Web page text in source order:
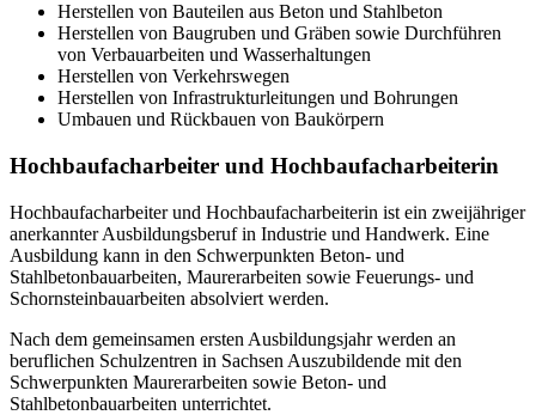
Herstellen von Bauteilen aus Beton und Stahlbeton
Herstellen von Baugruben und Gräben sowie Durchführen
von Verbauarbeiten und Wasserhaltungen
Herstellen von Verkehrswegen
Herstellen von Infrastrukturleitungen und Bohrungen
Umbauen und Rückbauen von Baukörpern
Hochbaufacharbeiter und Hochbaufacharbeiterin
Hochbaufacharbeiter und Hochbaufacharbeiterin ist ein zweijähriger
anerkannter Ausbildungsberuf in Industrie und Handwerk. Eine
Ausbildung kann in den Schwerpunkten Beton- und
Stahlbetonbauarbeiten, Maurerarbeiten sowie Feuerungs- und
Schornsteinbauarbeiten absolviert werden.
Nach dem gemeinsamen ersten Ausbildungsjahr werden an
beruflichen Schulzentren in Sachsen Auszubildende mit den
Schwerpunkten Maurerarbeiten sowie Beton- und
Stahlbetonbauarbeiten unterrichtet.